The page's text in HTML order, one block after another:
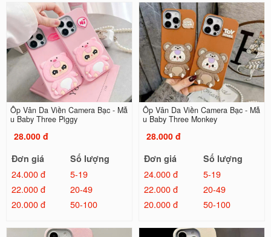
Ốp Vân Da Viền Camera Bạc - Mẫ
u Baby Three Piggy
28.000 đ
Đơn giá
Số lượng
24.000 đ
5-19
22.000 đ
20-49
20.000 đ
50-100
Ốp Vân Da Viền Camera Bạc - Mẫ
u Baby Three Monkey
28.000 đ
Đơn giá
Số lượng
24.000 đ
5-19
22.000 đ
20-49
20.000 đ
50-100